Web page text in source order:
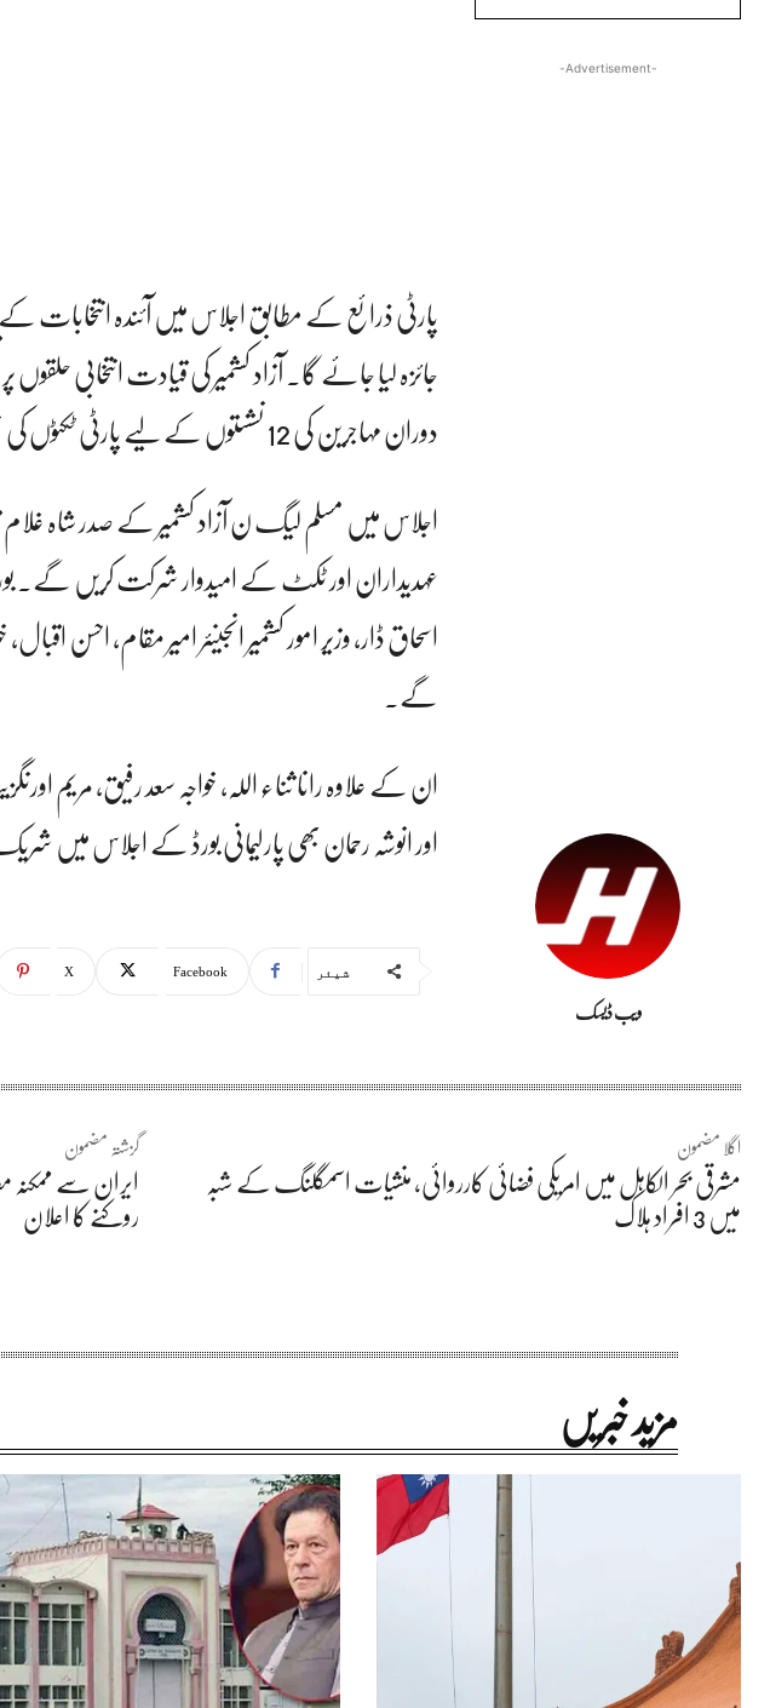
پارٹی ذرائع کے مطابق اجلاس میں آئندہ انتخابات
جائزہ لیا جائے گا۔ آزاد کشمیر کی قیادت انتخابی
دوران مہاجرین کی 12 نشستوں کے لیے پارٹی ٹکٹوں کی حتمی منظوری دی جائے گی۔
اجلاس میں مسلم لیگ ن آزاد کشمیر کے صدر شاہ غلام
عہدیداران اور ٹکٹ کے امیدوار شرکت کریں گے۔
اسحاق ڈار، وزیر امور کشمیر انجینئر امیر مقام، احسن
گے۔
ان کے علاوہ رانا ثناء اللہ، خواجہ سعد رفیق، مریم
اور انوشہ رحمان بھی پارلیمانی بورڈ کے اجلاس
شیئر Facebook
X
-Advertisement-
ویب ڈیسک
گزشتہ مضمون
ایران سے ممکنہ
روکنے کا اعلان
اگلا مضمون
مشرقی بحر الکاہل میں امریکی فضائی کارروائی، منشیات اسمگلنگ کے شبہ
میں 3 افراد ہلاک
مزید خبریں